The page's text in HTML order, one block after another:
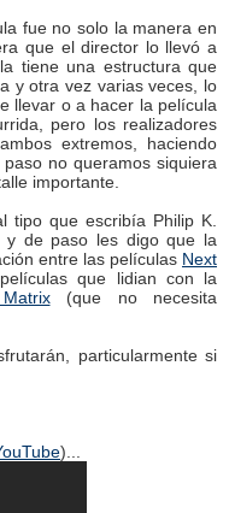
fue no solo la manera en
que el director lo llevó a
tiene una estructura que
y otra vez varias veces, lo
llevar o a hacer la película
pero los realizadores
extremos, haciendo
no queramos siquiera
importante.
tipo que escribía Philip K.
y de paso les digo que la
entre las películas Next
que lidian con la
(que no necesita
particularmente si
)...